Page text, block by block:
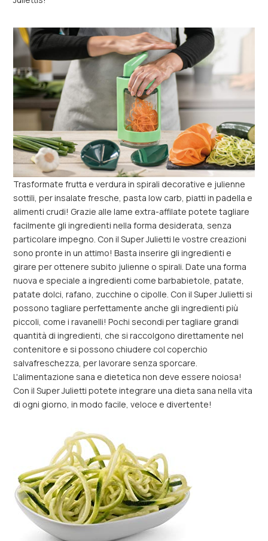
Trasformate frutta e verdura in spirali decorative e julienne
sottili, per insalate fresche, pasta low carb, piatti in padella e
alimenti crudi! Grazie alle lame extra-affilate potete tagliare
facilmente gli ingredienti nella forma desiderata, senza
particolare impegno. Con il Super Julietti le vostre creazioni
sono pronte in un attimo! Basta inserire gli ingredienti e
girare per ottenere subito julienne o spirali. Date una forma
nuova e speciale a ingredienti come barbabietole, patate,
patate dolci, rafano, zucchine o cipolle. Con il Super Julietti si
possono tagliare perfettamente anche gli ingredienti più
piccoli, come i ravanelli! Pochi secondi per tagliare grandi
quantità di ingredienti, che si raccolgono direttamente nel
contenitore e si possono chiudere col coperchio
salvafreschezza, per lavorare senza sporcare.
L'alimentazione sana e dietetica non deve essere noiosa!
Con il Super Julietti potete integrare una dieta sana nella vita
di ogni giorno, in modo facile, veloce e divertente!